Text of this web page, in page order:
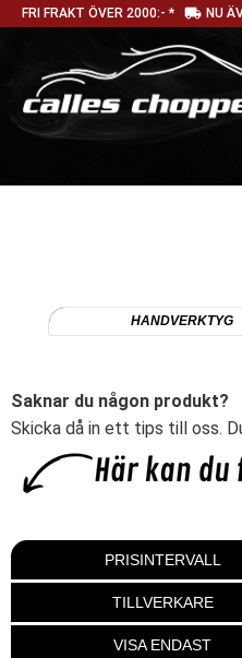
FRI FRAKT ÖVER 2000:- * local_shipping NU
HANDVERKTYG
Saknar du någon produkt?
Skicka då in ett tips till oss.
PRISINTERVALL
TILLVERKARE
ABUS 31
VISA ENDAST